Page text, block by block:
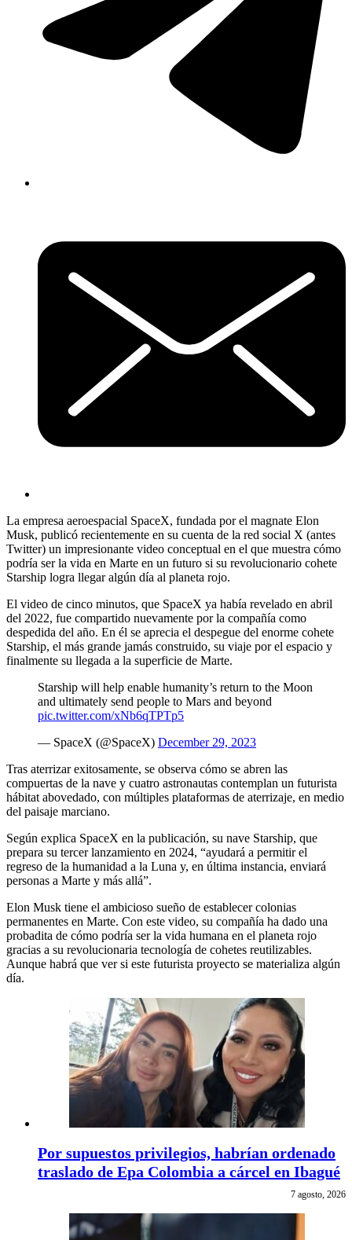
La empresa aeroespacial SpaceX, fundada por el magnate Elon
Musk, publicó recientemente en su cuenta de la red social X (antes
Twitter) un impresionante video conceptual en el que muestra cómo
podría ser la vida en Marte en un futuro si su revolucionario cohete
Starship logra llegar algún día al planeta rojo.
El video de cinco minutos, que SpaceX ya había revelado en abril
del 2022, fue compartido nuevamente por la compañía como
despedida del año. En él se aprecia el despegue del enorme cohete
Starship, el más grande jamás construido, su viaje por el espacio y
finalmente su llegada a la superficie de Marte.
Starship will help enable humanity’s return to the Moon
and ultimately send people to Mars and beyond
pic.twitter.com/xNb6qTPTp5
— SpaceX (@SpaceX) December 29, 2023
Tras aterrizar exitosamente, se observa cómo se abren las
compuertas de la nave y cuatro astronautas contemplan un futurista
hábitat abovedado, con múltiples plataformas de aterrizaje, en medio
del paisaje marciano.
Según explica SpaceX en la publicación, su nave Starship, que
prepara su tercer lanzamiento en 2024, “ayudará a permitir el
regreso de la humanidad a la Luna y, en última instancia, enviará
personas a Marte y más allá”.
Elon Musk tiene el ambicioso sueño de establecer colonias
permanentes en Marte. Con este video, su compañía ha dado una
probadita de cómo podría ser la vida humana en el planeta rojo
gracias a su revolucionaria tecnología de cohetes reutilizables.
Aunque habrá que ver si este futurista proyecto se materializa algún
día.
Por supuestos privilegios, habrían ordenado
traslado de Epa Colombia a cárcel en Ibagué
7 agosto, 2026